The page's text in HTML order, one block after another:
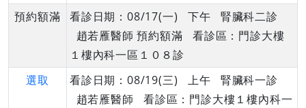
預約額滿
看診日期：08/17(一) 下午 腎臟科二診
趙若雁醫師 預約額滿 看診區：門診大樓
１樓內科一區１０８診
選取
看診日期：08/19(三) 上午 腎臟科一診
趙若雁醫師 看診區：門診大樓１樓內科一